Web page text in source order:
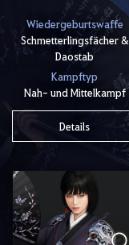
Wiedergeburtswaffe
Schmetterlingsfächer &
Daostab
Kampftyp
Nah- und Mittelkampf
Details